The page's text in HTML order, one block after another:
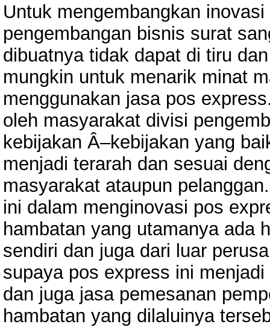
Untuk mengembangkan
pengembangan bisnis surat
dibuatnya tidak dapat di tiru
mungkin untuk menarik minat
menggunakan jasa pos
oleh masyarakat divisi
kebijakan Â–kebijakan yang
menjadi terarah dan sesuai
masyarakat ataupun
ini dalam menginovasi pos
hambatan yang utamanya ada
sendiri dan juga dari luar
supaya pos express ini
dan juga jasa pemesanan
hambatan yang dilaluinya